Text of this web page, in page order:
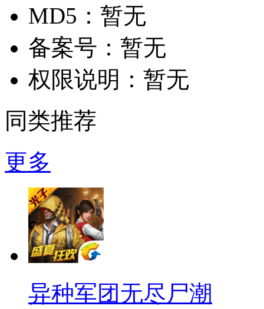
MD5： 暂无
备案号： 暂无
权限说明： 暂无
同类推荐
更多
异种军团无尽尸潮